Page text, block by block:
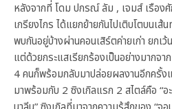
หลังจากที่ โดม ปกรณ์ ลัม , เจมส์ เรือง
เกรียงไกร ได้แยกย้ายกันไปเติบโตบนเส้
พบกันอยู่บ้างผ่านคอนเสิร์ตค่ายเก่า ยกเ
แต่ด้วยกระแสเรียกร้องเป็นอย่างมากจ
4 คนก็พร้อมกลับมาปล่อยผลงานอีกครั้ง
มาพร้อมกับ 2 ซิงเกิลแรก 2 สไตล์คือ “อ